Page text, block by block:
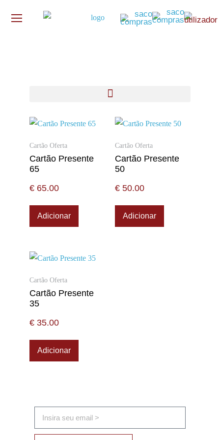
Cartão Oferta
Cartão Presente
65
€ 65.00
Adicionar
Cartão Oferta
Cartão Presente
50
€ 50.00
Adicionar
Cartão Oferta
Cartão Presente
35
€ 35.00
Adicionar